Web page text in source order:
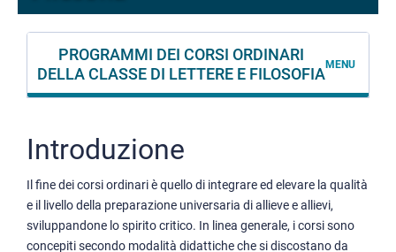
PROGRAMMI DEI CORSI ORDINARI
DELLA CLASSE DI LETTERE E FILOSOFIAMENU
Introduzione
Il fine dei corsi ordinari è quello di integrare ed elevare la qualità
e il livello della preparazione universaria di allieve e allievi,
sviluppandone lo spirito critico. In linea generale, i corsi sono
concepiti secondo modalità didattiche che si discostano da